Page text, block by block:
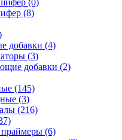
(0)
(8)
добавки (4)
(3)
добавки (2)
(145)
(3)
(216)
(6)